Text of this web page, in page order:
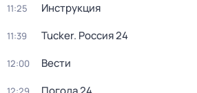
11:25 Инструкция
11:39 Tucker. Россия 24
12:00 Вести